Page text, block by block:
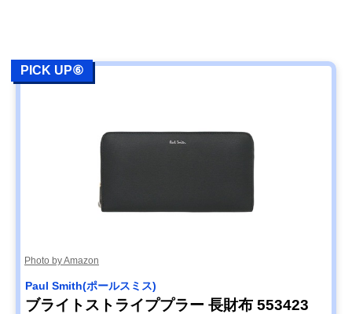
PICK UP⑥
Photo by Amazon
Paul Smith(ポールスミス)
ブライトストライププラー 長財布 553423